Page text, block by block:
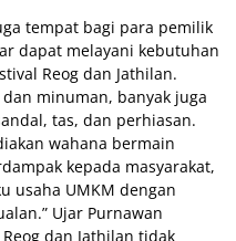
tempat bagi para pemilik
dapat melayani kebutuhan
Reog dan Jathilan.
minuman, banyak juga
tas, dan perhiasan.
wahana bermain
kepada masyarakat,
usaha UMKM dengan
Ujar Purnawan
dan Jathilan tidak